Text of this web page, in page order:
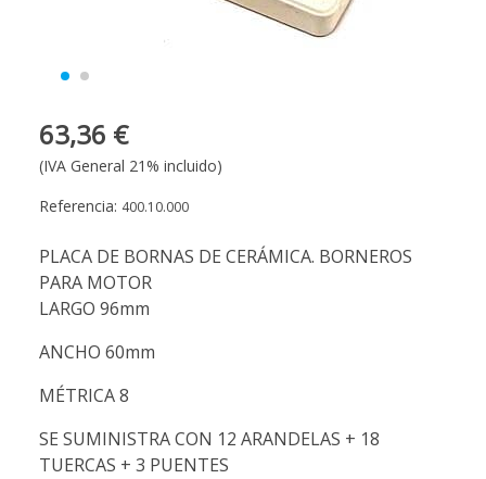
63,36 €
(IVA General 21% incluido)
Referencia: 400.10.000
PLACA DE BORNAS DE CERÁMICA. BORNEROS
PARA MOTOR
LARGO 96mm
ANCHO 60mm
MÉTRICA 8
SE SUMINISTRA CON 12 ARANDELAS + 18
TUERCAS + 3 PUENTES